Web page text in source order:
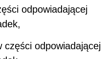
odpowiadającej
części odpowiadającej